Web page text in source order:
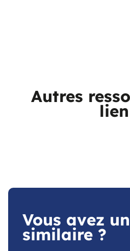
Autres
lien
Vous avez
similaire ?